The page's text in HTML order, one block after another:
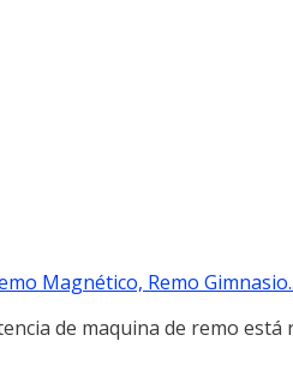
Magnético, Remo
de maquina de remo